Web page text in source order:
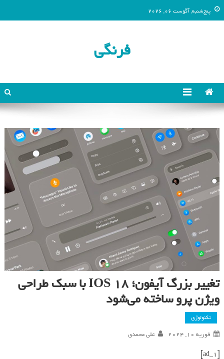
پنج‌شنبه, آگوست 06, 2026
فرنگی
تغییر بزرگ آیفون؛ IOS 18 با سبک طراحی
ویژن پرو ساخته می‌شود
تکنولوژی
فوریه 10, 2024 علی محمدی